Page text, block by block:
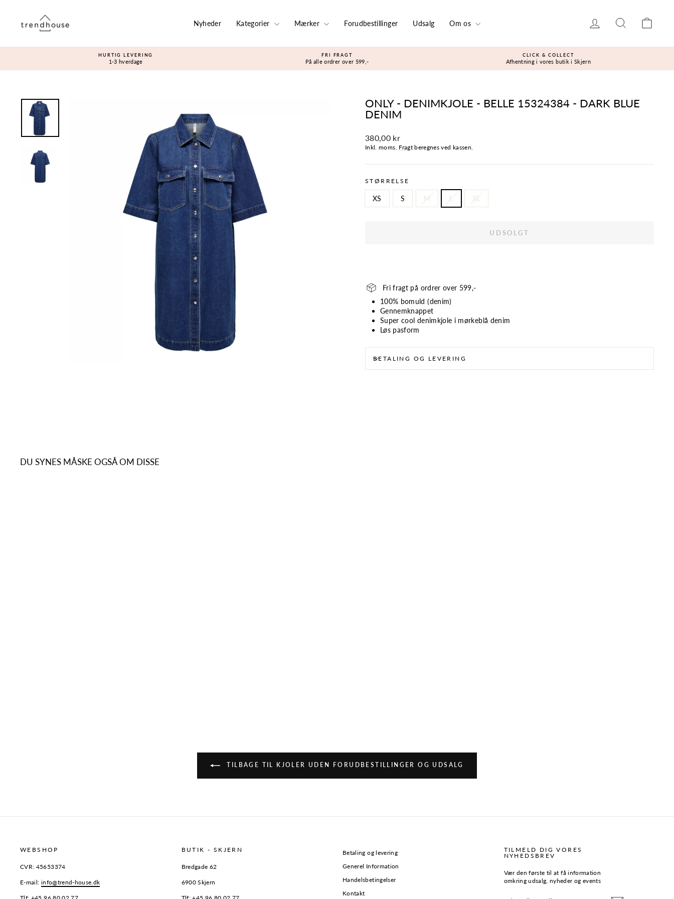
indhold
Nyheder Kategorier Mærker Forudbestillinger Udsalg Om os Log ind
Sæt
diasshow
HURTIG LEVERING
1-3 hverdage
FRI FRAGT
På alle ordrer over 599,-
CLICK & COLLECT
Afhentning i vores butik i Skjern
ONLY - DENIMKJOLE - BELLE 15324384 - DARK BLUE
DENIM
Normalpris
380,00 kr
Inkl. moms. Fragtberegnes ved kassen.
STØRRELSE
XS S M L XL
UDSOLGT
Fri fragt på ordrer over 599,-
100% bomuld (denim)
Gennemknappet
Super cool denimkjole i mørkeblå denim
Løs pasform
BETALING OG LEVERING
DU SYNES MÅSKE OGSÅ OM DISSE
TILBAGE TIL KJOLER UDEN FORUDBESTILLINGER OG UDSALG
WEBSHOP
CVR: 45653374
E-mail: info@trend-house.dk
Tlf: +45 96 80 02 77
BUTIK - SKJERN
Bredgade 62
6900 Skjern
Tlf:+45 96 80 02 77
Betaling og levering
Generel Information
Handelsbetingelser
Kontakt
TILMELD DIG VORES
NYHEDSBREV
Vær den første til at få information
omkring udsalg, nyheder og events